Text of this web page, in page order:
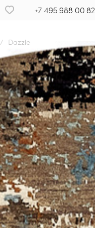
+7 495 988 00 82
/ Dazzle